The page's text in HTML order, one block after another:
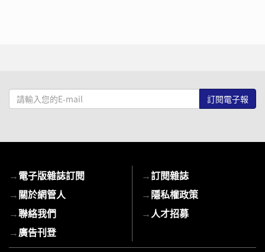
請
輸
mail
→電子版雜誌訂閱
→關於網管人
→聯絡我們
→廣告刊登
→訂閱雜誌
→隱私權政策
→人才招募